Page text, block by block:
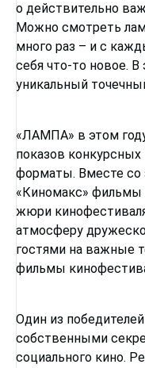
о действительно
Можно смотреть
много раз – и с
себя что-то новое. В
уникальный
«ЛАМПА» в этом
показов
форматы. Вместе со
«Киномакс»
жюри
атмосферу
гостями на важные
фильмы
Один из
собственными
социального кино.